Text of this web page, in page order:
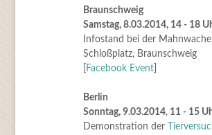
Braunschweig
Samstag, 8.03.2014, 14 - 18
Infostand bei der
Schloßplatz, Braunschweig
Facebook Event]
Berlin
Sonntag, 9.03.2014,11 - 15
Demonstration der